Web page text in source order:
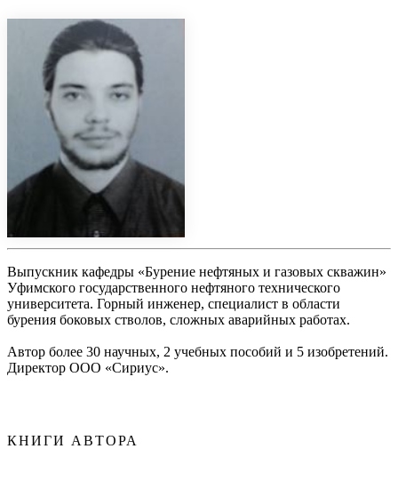
Выпускник кафедры «Бурение нефтяных и газовых скважин»
Уфимского государственного нефтяного технического
университета. Горный инженер, специалист в области
бурения боковых стволов, сложных аварийных работах.
Автор более 30 научных, 2 учебных пособий и 5 изобретений.
Директор ООО «Сириус».
КНИГИ АВТОРА